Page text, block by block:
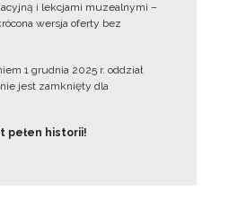
i lekcjami muzealnymi –
wersja oferty bez
1 grudnia 2025 r. oddział
jest zamknięty dla
pełen historii!